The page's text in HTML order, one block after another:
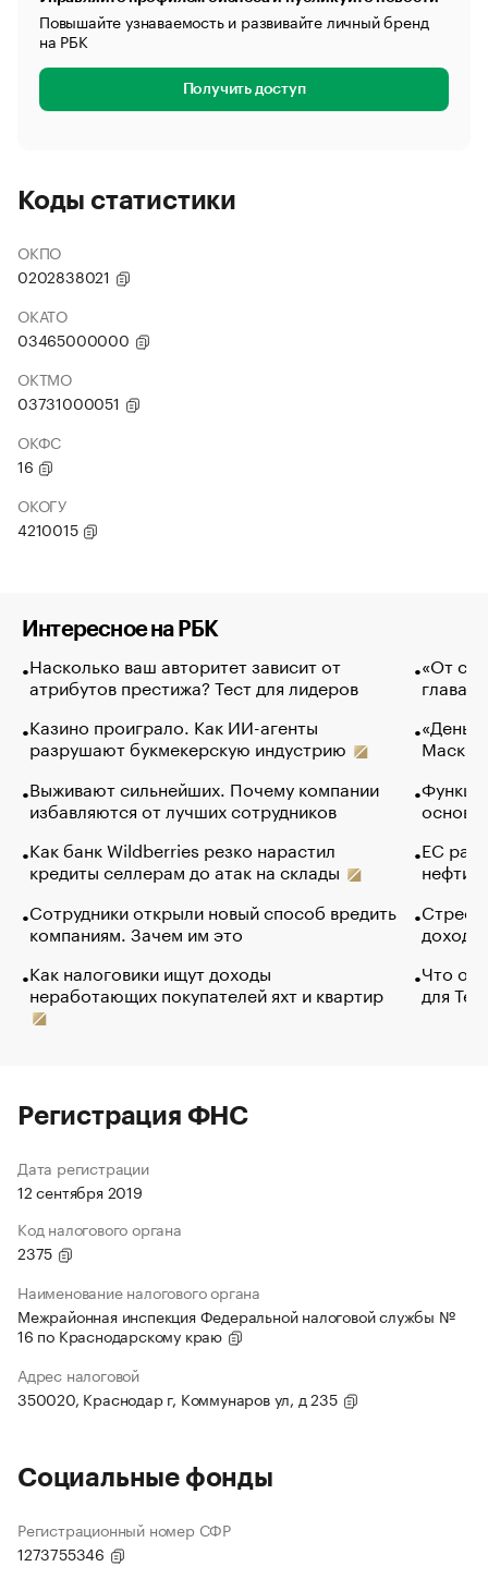
Повышайте узнаваемость и развивайте личный бренд
на РБК
Получить доступ
Коды статистики
ОКПО
0202838021
ОКАТО
03465000000
ОКТМО
03731000051
ОКФС
16
ОКОГУ
4210015
Интересное на РБК
Насколько ваш авторитет зависит от
атрибутов престижа? Тест для лидеров
Казино проиграло. Как ИИ-агенты
разрушают букмекерскую индустрию
Выживают сильнейших. Почему компании
избавляются от лучших сотрудников
Как банк Wildberries резко нарастил
кредиты селлерам до атак на склады
Сотрудники открыли новый способ вредить
компаниям. Зачем им это
Как налоговики ищут доходы
неработающих покупателей яхт и квартир
«От
глава
Маск в
основ
ЕС
нефти
Что
для
Регистрация ФНС
Дата регистрации
12 сентября 2019
Код налогового органа
2375
Наименование налогового органа
Межрайонная инспекция Федеральной налоговой службы №
16 по Краснодарскому краю
Адрес налоговой
350020, Краснодар г, Коммунаров ул, д 235
Социальные фонды
Регистрационный номер СФР
1273755346